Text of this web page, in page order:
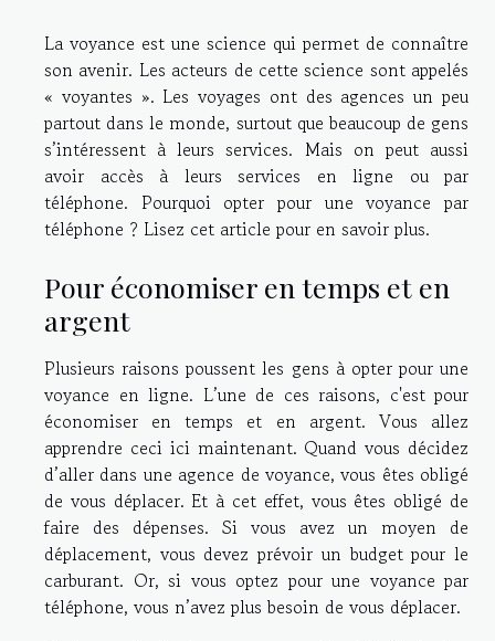
La voyance est une science qui permet de connaître
son avenir. Les acteurs de cette science sont appelés
« voyantes ». Les voyages ont des agences un peu
partout dans le monde, surtout que beaucoup de gens
s’intéressent à leurs services. Mais on peut aussi
avoir accès à leurs services en ligne ou par
téléphone. Pourquoi opter pour une voyance par
téléphone ? Lisez cet article pour en savoir plus.
Pour économiser en temps et en
argent
Plusieurs raisons poussent les gens à opter pour une
voyance en ligne. L’une de ces raisons, c'est pour
économiser en temps et en argent. Vous allez
apprendre ceci ici maintenant. Quand vous décidez
d’aller dans une agence de voyance, vous êtes obligé
de vous déplacer. Et à cet effet, vous êtes obligé de
faire des dépenses. Si vous avez un moyen de
déplacement, vous devez prévoir un budget pour le
carburant. Or, si vous optez pour une voyance par
téléphone, vous n’avez plus besoin de vous déplacer.